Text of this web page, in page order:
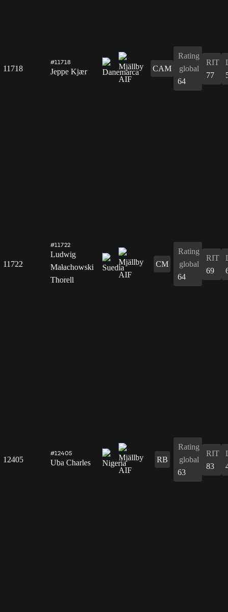
11718
#11718
Jeppe Kjær CAM
Rating
global
64
RIT
77
11722
#11722
Ludwig
Małachowski
Thorell
CM
Rating
global
64
RIT
69
12405
#12405
Uba Charles RB
Rating
global
63
RIT
83